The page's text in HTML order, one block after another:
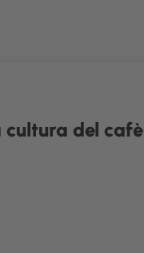
cultura del cafè